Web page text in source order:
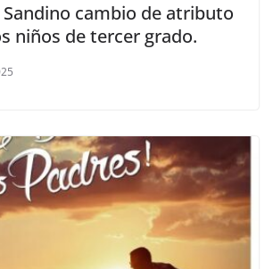
Sandino cambio de atributo
niños de tercer grado.